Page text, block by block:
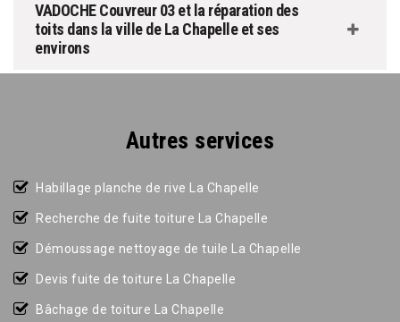
VADOCHE Couvreur 03 et la réparation des
toits dans la ville de La Chapelle et ses
environs
Autres services
Habillage planche de rive La Chapelle
Recherche de fuite toiture La Chapelle
Démoussage nettoyage de tuile La Chapelle
Devis fuite de toiture La Chapelle
Bâchage de toiture La Chapelle